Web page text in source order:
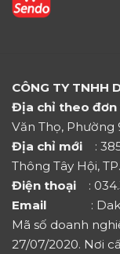
CÔNG TY TNHH
Địa chỉ theo đơn
Văn Thọ, Phường
Địa chỉ mới
:
Thông Tây Hội,
Điện thoại :
Email :
Mã số doanh
27/07/2020. Nơi